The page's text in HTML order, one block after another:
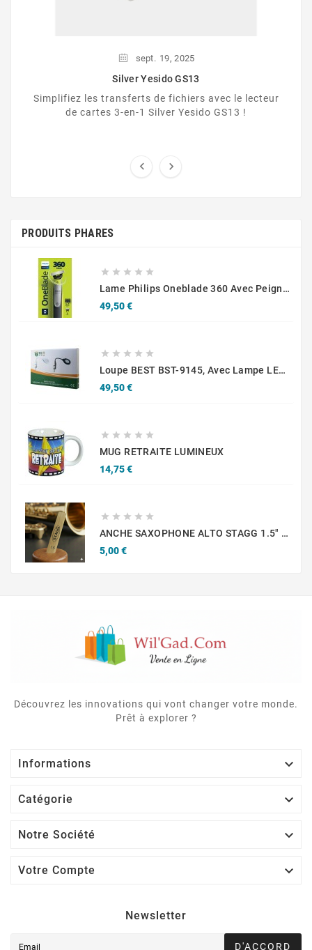
sept. 19, 2025
Silver Yesido GS13
Simplifiez les transferts de fichiers avec le lecteur
de cartes 3-en-1 Silver Yesido GS13 !
 
PRODUITS PHARES
    
Lame Philips Oneblade 360 ​​avec Peigne Réglable 5 En 1
49,50 €Prix
    
Loupe BEST BST-9145, Avec Lampe LED, Réglable, Blanche
49,50 €Prix
    
MUG RETRAITE LUMINEUX
14,75 €Prix
    
ANCHE SAXOPHONE ALTO STAGG 1.5" A L'UNITE
5,00 €Prix
Découvrez les innovations qui vont changer votre monde.
Prêt à explorer ?
Informations 
Catégorie 
Notre Société 
Votre Compte 
Newsletter
D'ACCORD